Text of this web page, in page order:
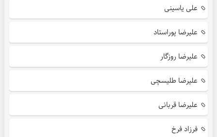
علی یاسینی
علیرضا پوراستاد
علیرضا روزگار
علیرضا طلیسچی
علیرضا قربانی
فرزاد فرخ